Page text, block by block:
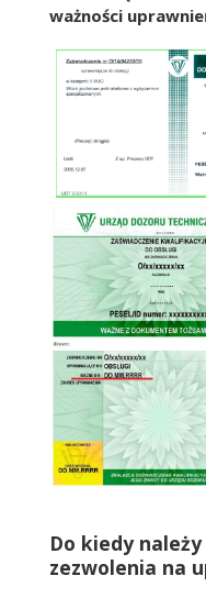
ważności
Do kiedy
zezwolenia na